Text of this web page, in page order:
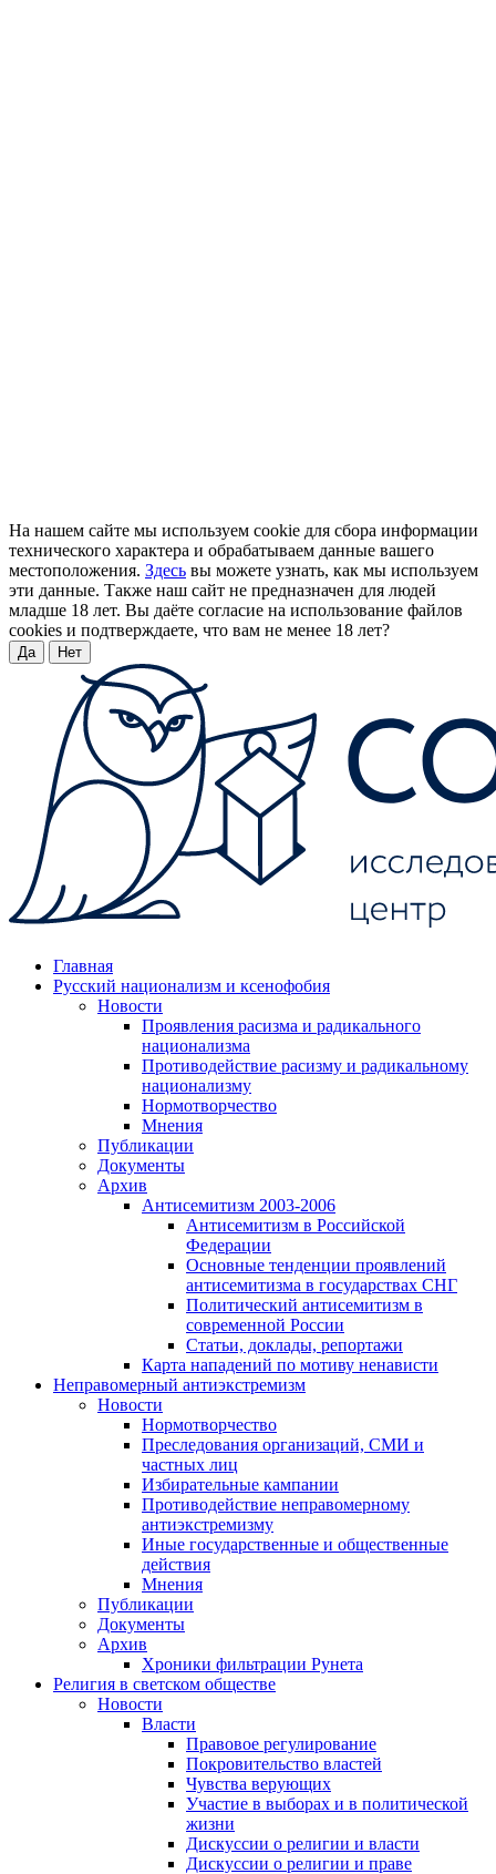
На нашем сайте мы используем cookie для сбора информации
технического характера и обрабатываем данные вашего
местоположения. Здесь вы можете узнать, как мы используем
эти данные. Также наш сайт не предназначен для людей
младше 18 лет. Вы даёте согласие на использование файлов
cookies и подтверждаете, что вам не менее 18 лет?
Да Нет
Главная
Русский национализм и ксенофобия
Новости
Проявления расизма и радикального
национализма
Противодействие расизму и радикальному
национализму
Нормотворчество
Мнения
Публикации
Документы
Архив
Антисемитизм 2003-2006
Антисемитизм в Российской
Федерации
Основные тенденции проявлений
антисемитизма в государствах СНГ
Политический антисемитизм в
современной России
Статьи, доклады, репортажи
Карта нападений по мотиву ненависти
Неправомерный антиэкстремизм
Новости
Нормотворчество
Преследования организаций, СМИ и
частных лиц
Избирательные кампании
Противодействие неправомерному
антиэкстремизму
Иные государственные и общественные
действия
Мнения
Публикации
Документы
Архив
Хроники фильтрации Рунета
Религия в светском обществе
Новости
Власти
Правовое регулирование
Покровительство властей
Чувства верующих
Участие в выборах и в политической
жизни
Дискуссии о религии и власти
Дискуссии о религии и праве